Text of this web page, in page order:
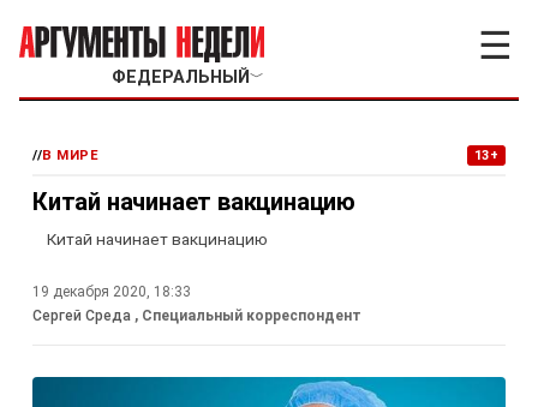
ФЕДЕРАЛЬНЫЙ ﹀
☰
//В МИРЕ 13+
Китай начинает вакцинацию
Китай начинает вакцинацию
19 декабря 2020, 18:33
Сергей Среда , Специальный корреспондент